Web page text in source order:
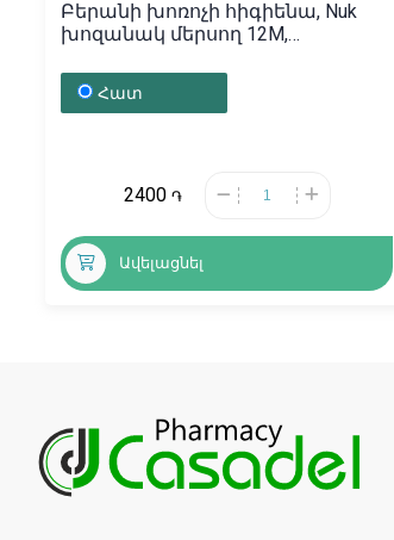
Բերանի խոռոչի հիգիենա, Nuk
խոզանակ մերսող 12M,
Հատ
2400 ֏
Ավելացնել